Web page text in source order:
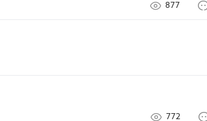
877
772